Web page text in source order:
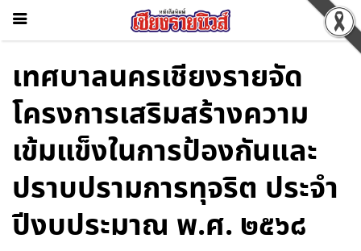
เทศบาลนครเชียงรายจัด
โครงการเสริมสร้างความ
เข้มแข็งในการป้องกันและ
ปราบปรามการทุจริต ประจำ
ปีงบประมาณ พ.ศ. ๒๕๖๘